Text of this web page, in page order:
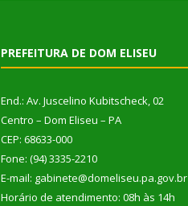
PREFEITURA DE DOM ELISEU
End.: Av. Juscelino Kubitscheck, 02
Centro – Dom Eliseu – PA
CEP: 68633-000
Fone: (94) 3335-2210
E-mail: gabinete@domeliseu.pa.gov.br
Horário de atendimento: 08h às 14h